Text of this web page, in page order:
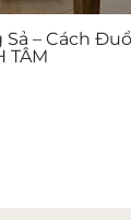
– Cách
TÂM